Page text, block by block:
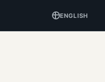
ENGLISH